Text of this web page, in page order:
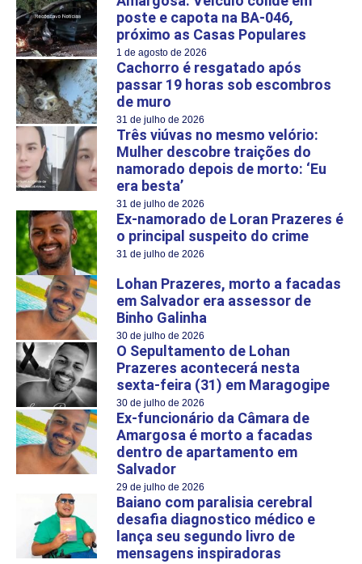
poste e capota na BA-046,
próximo as Casas Populares
1 de agosto de 2026
Cachorro é resgatado após
passar 19 horas sob escombros
de muro
31 de julho de 2026
Três viúvas no mesmo velório:
Mulher descobre traições do
namorado depois de morto: ‘Eu
era besta’
31 de julho de 2026
Ex-namorado de Loran Prazeres é
o principal suspeito do crime
31 de julho de 2026
Lohan Prazeres, morto a facadas
em Salvador era assessor de
Binho Galinha
30 de julho de 2026
O Sepultamento de Lohan
Prazeres acontecerá nesta
sexta-feira (31) em Maragogipe
30 de julho de 2026
Ex-funcionário da Câmara de
Amargosa é morto a facadas
dentro de apartamento em
Salvador
29 de julho de 2026
Baiano com paralisia cerebral
desafia diagnostico médico e
lança seu segundo livro de
mensagens inspiradoras